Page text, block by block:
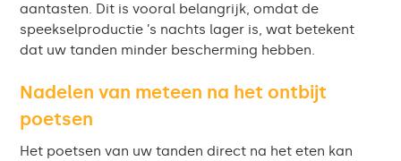
aantasten. Dit is vooral belangrijk, omdat de
speekselproductie ’s nachts lager is, wat betekent
dat uw tanden minder bescherming hebben.
Nadelen van meteen na het ontbijt
poetsen
Het poetsen van uw tanden direct na het eten kan